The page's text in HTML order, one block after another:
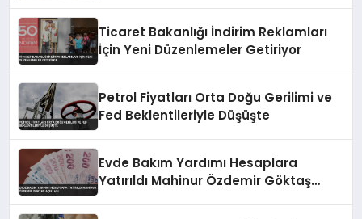
Ticaret Bakanlığı İndirim Reklamları
İçin Yeni Düzenlemeler Getiriyor
Petrol Fiyatları Orta Doğu Gerilimi ve
Fed Beklentileriyle Düşüşte
Evde Bakım Yardımı Hesaplara
Yatırıldı Mahinur Özdemir Göktaş